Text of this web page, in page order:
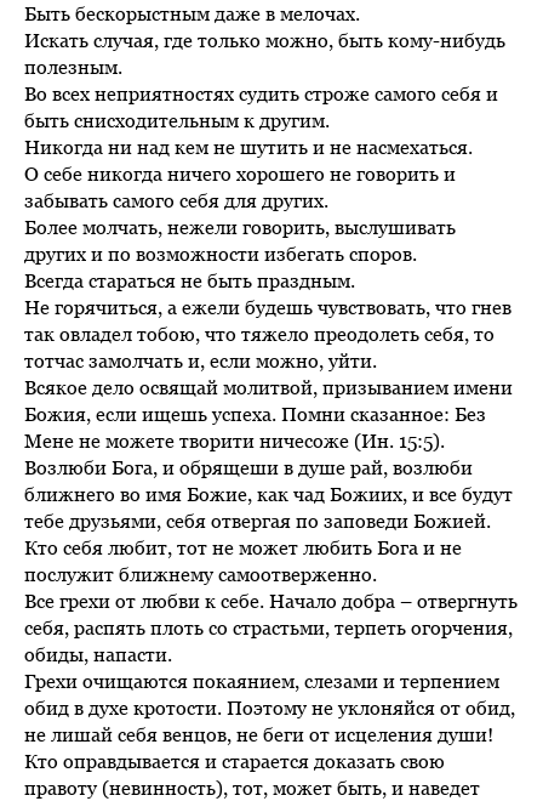
Быть бескорыстным даже в мелочах.
Искать случая, где только можно, быть кому-нибудь
полезным.
Во всех неприятностях судить строже самого себя и
быть снисходительным к другим.
Никогда ни над кем не шутить и не насмехаться.
О себе никогда ничего хорошего не говорить и
забывать самого себя для других.
Более молчать, нежели говорить, выслушивать
других и по возможности избегать споров.
Всегда стараться не быть праздным.
Не горячиться, а ежели будешь чувствовать, что гнев
так овладел тобою, что тяжело преодолеть себя, то
тотчас замолчать и, если можно, уйти.
Всякое дело освящай молитвой, призыванием имени
Божия, если ищешь успеха. Помни сказанное: Без
Мене не можете творити ничесоже (Ин. 15:5).
Возлюби Бога, и обрящеши в душе рай, возлюби
ближнего во имя Божие, как чад Божиих, и все будут
тебе друзьями, себя отвергая по заповеди Божией.
Кто себя любит, тот не может любить Бога и не
послужит ближнему самоотверженно.
Все грехи от любви к себе. Начало добра – отвергнуть
себя, распять плоть со страстьми, терпеть огорчения,
обиды, напасти.
Грехи очищаются покаянием, слезами и терпением
обид в духе кротости. Поэтому не уклоняйся от обид,
не лишай себя венцов, не беги от исцеления души!
Кто оправдывается и старается доказать свою
правоту (невинность), тот, может быть, и наведет